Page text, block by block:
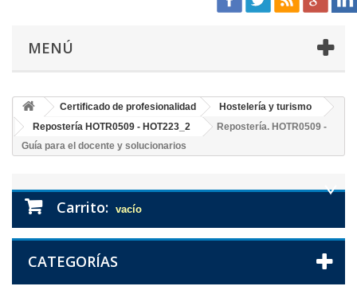
MENÚ
Certificado de profesionalidad
Hostelería y turismo
Repostería HOTR0509 - HOT223_2
Repostería. HOTR0509 -
Guía para el docente y solucionarios
Carrito: vacío
CATEGORÍAS